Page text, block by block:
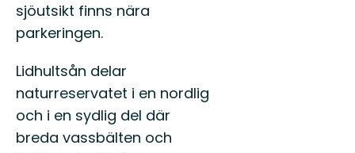
sjöutsikt finns nära
parkeringen.
Lidhultsån delar
naturreservatet i en nordlig
och i en sydlig del där
breda vassbälten och